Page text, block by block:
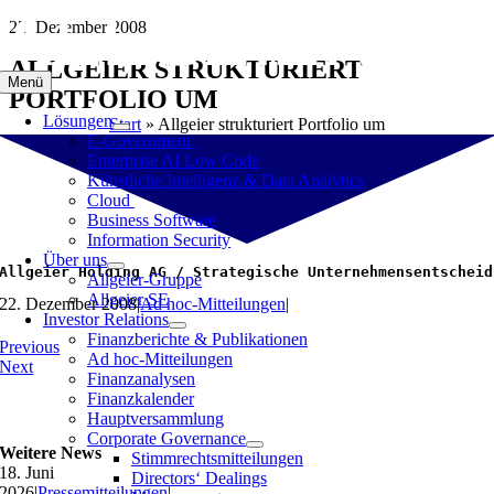
Zum
springen
Menü
Lösungen
E-Government
Enterprise AI Low Code
Künstliche Intelligenz & Data Analytics
Cloud
Business Software
Information Security
Über uns
Allgeier-Gruppe
Allgeier SE
Investor Relations
Finanzberichte & Publikationen
Ad hoc-Mitteilungen
Finanzanalysen
Finanzkalender
Hauptversammlung
Corporate Governance
Stimmrechtsmitteilungen
Directors‘ Dealings
22. Dezember 2008
ALLGEIER STRUKTURIERT
PORTFOLIO UM
Start » Allgeier strukturiert Portfolio um
Allgeier Holding AG / Strategische
22. Dezember 2008|Ad hoc-Mitteilungen|
Previous
Next
Weitere News
18. Juni